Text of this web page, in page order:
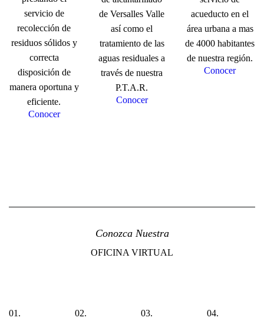
servicio de
recolección de
residuos sólidos y
correcta
disposición de
manera oportuna y
eficiente.
Conocer
de Versalles Valle
así como el
tratamiento de las
aguas residuales a
través de nuestra
P.T.A.R.
Conocer
acueducto en el
área urbana a mas
de 4000 habitantes
de nuestra región.
Conocer
Conozca Nuestra
OFICINA VIRTUAL
01. 02. 03. 04.